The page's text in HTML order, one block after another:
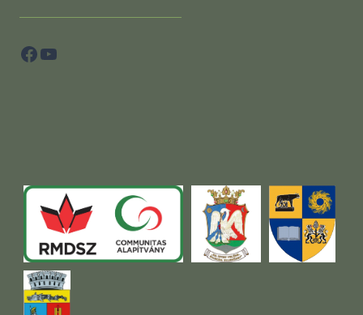
Facebook
YouTube